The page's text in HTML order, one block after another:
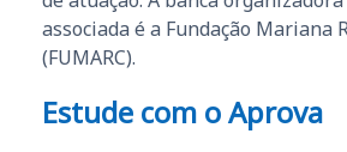
associada é a Fundação Mariana
(FUMARC).
Estude com o Aprova